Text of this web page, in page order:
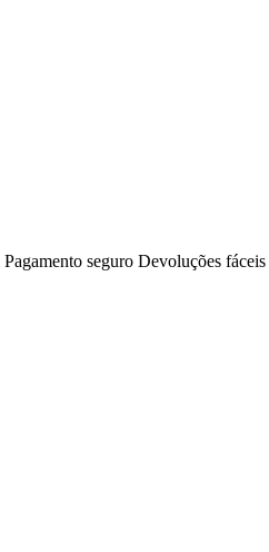
Pagamento seguro Devoluções fáceis